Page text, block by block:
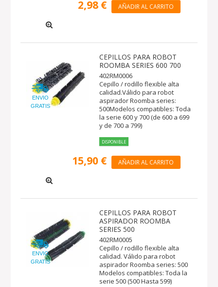
2,98 € AÑADIR AL CARRITO
ENVIO
GRATIS
CEPILLOS PARA ROBOT
ROOMBA SERIES 600 700
402RM0006
Cepillo / rodillo flexible alta
calidad.Válido para robot
aspirador Roomba series:
500Modelos compatibles: Toda
la serie 600 y 700 (de 600 a 699
y de 700 a 799)
DISPONIBLE
15,90 € AÑADIR AL CARRITO
ENVIO
GRATIS
CEPILLOS PARA ROBOT
ASPIRADOR ROOMBA
SERIES 500
402RM0005
Cepillo / rodillo flexible alta
calidad. Válido para robot
aspirador Roomba series: 500
Modelos compatibles: Toda la
serie 500 (500 Hasta 599)